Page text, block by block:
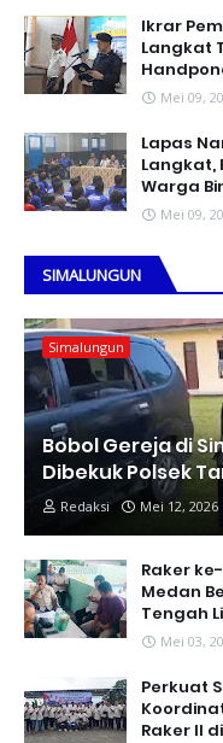
Ikrar
Langkat
Mei 09,
Lapas
Langkat,
Warga
Mei 09,
SIMALUNGUN
Simalungun
Bobol Gereja di
Dibekuk Polsek
Redaksi Mei 12, 2026
Raker
Medan
Tengah
Mei 03,
Perkuat
Raker II